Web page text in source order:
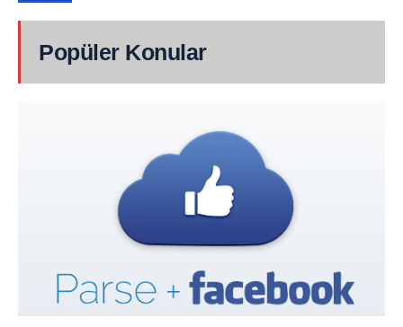
Popüler Konular